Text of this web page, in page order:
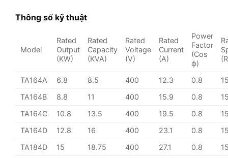
Thông số kỹ thuật
Model
Rated
Output
(KW)
Rated
Capacity
(KVA)
Rated
Voltage
(V)
Rated
Current
(A)
Power
Factor
(Cos
ϕ)
TA164A 6.8 8.5 400 12.3 0.8
TA164B
8.8 11 400 15.9 0.8
TA164C
10.8 13.5 400 19.5 0.8
TA164D
12.8 16 400 23.1 0.8
TA184D
15 18.75 400 27.1 0.8